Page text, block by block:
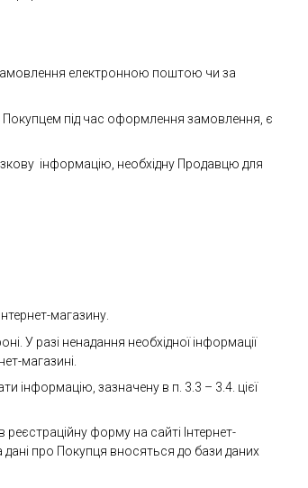
електронною поштою чи за
Покупцем під час оформлення замовлення, є
інформацію, необхідну Продавцю для
магазину.
У разі ненадання необхідної інформації
магазині.
інформацію, зазначену в п. 3.3 – 3.4. цієї
форму на сайті Інтернет-
про Покупця вносяться до бази даних